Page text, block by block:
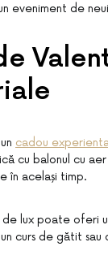
eveniment de
cadou
cu balonul cu
în același timp.
de lux poate oferi
curs de gătit sau